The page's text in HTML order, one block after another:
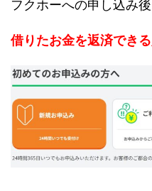
フクホーへの申し込み
借りたお金を返済でき